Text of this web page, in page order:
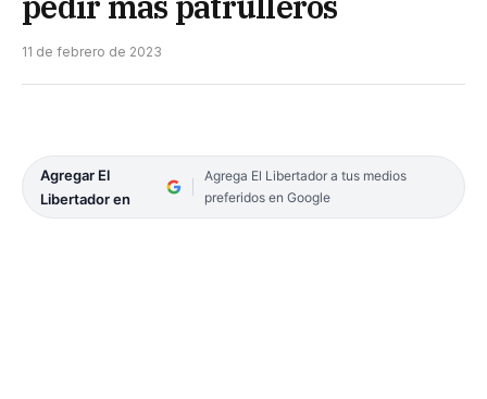
11 de febrero de 2023
Agregar El
Libertador en
Agrega El Libertador a tus medios
preferidos en Google